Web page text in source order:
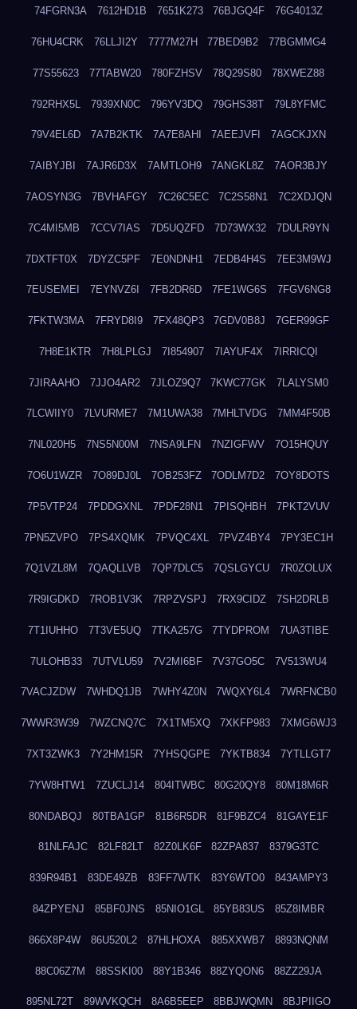
74FGRN3A 7612HD1B 7651K273 76BJGQ4F 76G4013Z
76HU4CRK 76LLJI2Y 7777M27H 77BED9B2 77BGMMG4
77S55623 77TABW20 780FZHSV 78Q29S80 78XWEZ88
792RHX5L 7939XN0C 796YV3DQ 79GHS38T 79L8YFMC
79V4EL6D 7A7B2KTK 7A7E8AHI 7AEEJVFI 7AGCKJXN
7AIBYJBI 7AJR6D3X 7AMTLOH9 7ANGKL8Z 7AOR3BJY
7AOSYN3G 7BVHAFGY 7C26C5EC 7C2S58N1 7C2XDJQN
7C4MI5MB 7CCV7IAS 7D5UQZFD 7D73WX32 7DULR9YN
7DXTFT0X 7DYZC5PF 7E0NDNH1 7EDB4H4S 7EE3M9WJ
7EUSEMEI 7EYNVZ6I 7FB2DR6D 7FE1WG6S 7FGV6NG8
7FKTW3MA 7FRYD8I9 7FX48QP3 7GDV0B8J 7GER99GF
7H8E1KTR 7H8LPLGJ 7I854907 7IAYUF4X 7IRRICQI
7JIRAAHO 7JJO4AR2 7JLOZ9Q7 7KWC77GK 7LALYSM0
7LCWIIY0 7LVURME7 7M1UWA38 7MHLTVDG 7MM4F50B
7NL020H5 7NS5N00M 7NSA9LFN 7NZIGFWV 7O15HQUY
7O6U1WZR 7O89DJ0L 7OB253FZ 7ODLM7D2 7OY8DOTS
7P5VTP24 7PDDGXNL 7PDF28N1 7PISQHBH 7PKT2VUV
7PN5ZVPO 7PS4XQMK 7PVQC4XL 7PVZ4BY4 7PY3EC1H
7Q1VZL8M 7QAQLLVB 7QP7DLC5 7QSLGYCU 7R0ZOLUX
7R9IGDKD 7ROB1V3K 7RPZVSPJ 7RX9CIDZ 7SH2DRLB
7T1IUHHO 7T3VE5UQ 7TKA257G 7TYDPROM 7UA3TIBE
7ULOHB33 7UTVLU59 7V2MI6BF 7V37GO5C 7V513WU4
7VACJZDW 7WHDQ1JB 7WHY4Z0N 7WQXY6L4 7WRFNCB0
7WWR3W39 7WZCNQ7C 7X1TM5XQ 7XKFP983 7XMG6WJ3
7XT3ZWK3 7Y2HM15R 7YHSQGPE 7YKTB834 7YTLLGT7
7YW8HTW1 7ZUCLJ14 804ITWBC 80G20QY8 80M18M6R
80NDABQJ 80TBA1GP 81B6R5DR 81F9BZC4 81GAYE1F
81NLFAJC 82LF82LT 82Z0LK6F 82ZPA837 8379G3TC
839R94B1 83DE49ZB 83FF7WTK 83Y6WTO0 843AMPY3
84ZPYENJ 85BF0JNS 85NIO1GL 85YB83US 85Z8IMBR
866X8P4W 86U520L2 87HLHOXA 885XXWB7 8893NQNM
88C06Z7M 88SSKI00 88Y1B346 88ZYQON6 88ZZ29JA
895NL72T 89WVKQCH 8A6B5EEP 8BBJWQMN 8BJPIIGO